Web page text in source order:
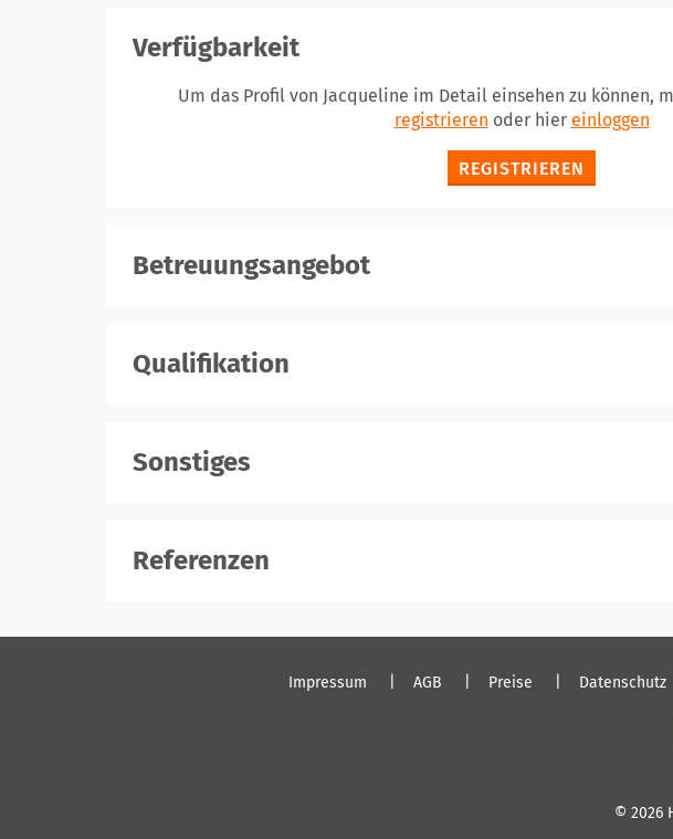
Verfügbarkeit
Um das Profil von Jacqueline im Detail einsehen zu können,
registrieren oder hier einloggen
REGISTRIEREN
Betreuungsangebot
Qualifikation
Sonstiges
Referenzen
registrieren einloggen
Impressum AGB Preise Datenschutz
© 2026